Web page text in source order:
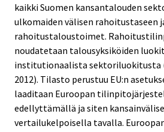
kaikki Suomen kansantalouden
ulkomaiden välisen rahoitustaseen
rahoitustaloustoimet.
noudatetaan talousyksiköiden
institutionaalista sektoriluokitusta
2012). Tilasto perustuu EU:n
laaditaan Euroopan
edellyttämällä ja siten
vertailukelpoisella tavalla.